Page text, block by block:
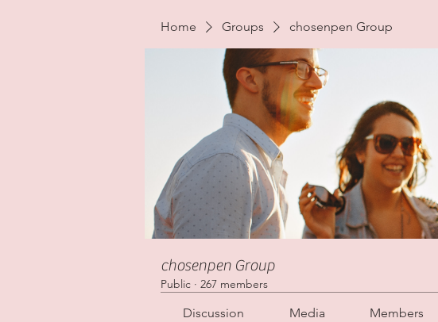
Home Groups chosenpen Group
chosenpen Group
Public · 267 members
Discussion Media Members